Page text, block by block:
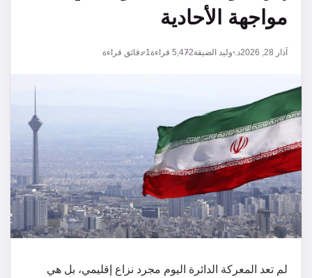
مواجهة الأحادية
آذار 28, 2026 د. وليد الضيقة5,472 قراءة1 دقائق قراءة
​لم تعد المعركة الدائرة اليوم مجرد نزاع إقليمي، بل هي